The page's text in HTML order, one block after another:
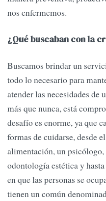
nos enfermemos.
¿Qué buscaban con la
Buscamos brindar un
todo lo necesario para
atender las necesidades de
más que nunca, está
desafío es enorme, ya que
formas de cuidarse, desde
alimentación, un
odontología estética y
en que las personas se
tienen un común